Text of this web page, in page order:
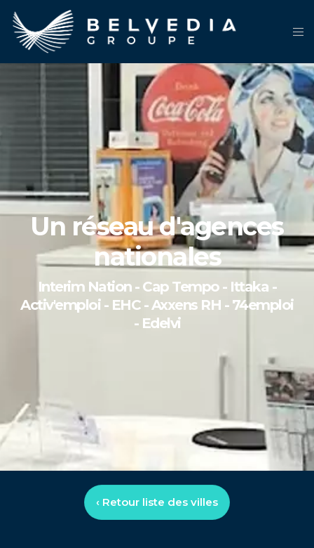
Un réseau d'agences
nationales
Interim Nation - Cap Tempo - Ittaka -
Activ'emploi - EHC - Axxens RH - 74emploi
- Edelvi
‹ Retour liste des villes